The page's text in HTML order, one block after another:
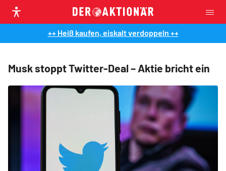
++ Heiß kaufen, eiskalt verdoppeln ++
Musk stoppt Twitter-Deal – Aktie bricht ein